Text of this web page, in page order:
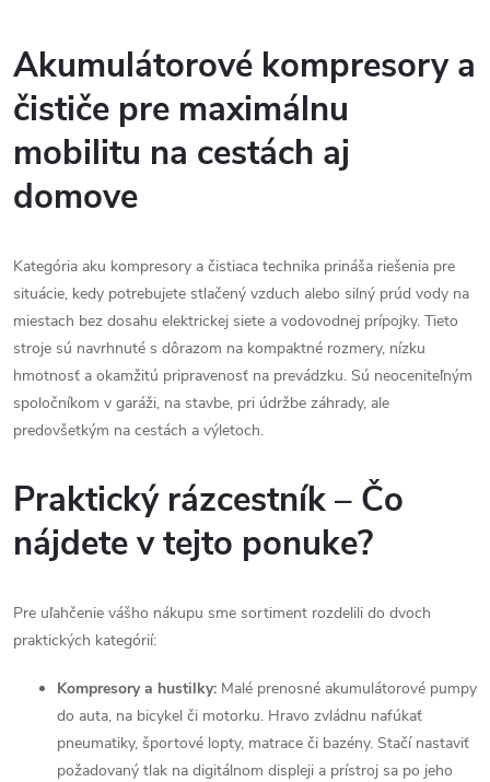
v
l
á
d
c
i
e
p
v
k
v
Akumulátorové kompresory a
čističe pre maximálnu
mobilitu na cestách aj
domove
Kategória aku kompresory a čistiaca technika prináša riešenia pre
situácie, kedy potrebujete stlačený vzduch alebo silný prúd vody na
miestach bez dosahu elektrickej siete a vodovodnej prípojky. Tieto
stroje sú navrhnuté s dôrazom na kompaktné rozmery, nízku
hmotnosť a okamžitú pripravenosť na prevádzku. Sú neoceniteľným
spoločníkom v garáži, na stavbe, pri údržbe záhrady, ale
predovšetkým na cestách a výletoch.
Praktický rázcestník – Čo
nájdete v tejto ponuke?
Pre uľahčenie vášho nákupu sme sortiment rozdelili do dvoch
praktických kategórií:
Kompresory a hustilky: Malé prenosné akumulátorové pumpy
do auta, na bicykel či motorku. Hravo zvládnu nafúkať
pneumatiky, športové lopty, matrace či bazény. Stačí nastaviť
požadovaný tlak na digitálnom displeji a prístroj sa po jeho